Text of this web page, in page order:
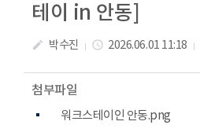
테이 in 안동]
create 박수진 access_time 2026.06.01 11:18
첨부파일
워크스테이인 안동.png